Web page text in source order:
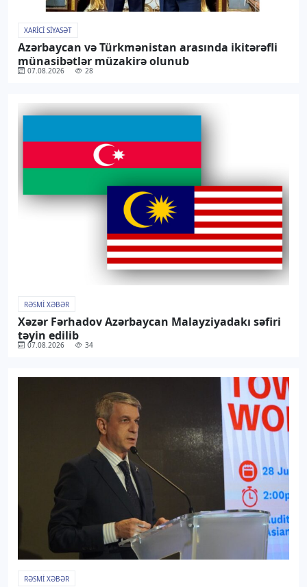
XARICI SIYASƏT
Azərbaycan və Türkmənistan arasında ikitərəfli
münasibətlər müzakirə olunub
07.08.2026 28
RƏSMI XƏBƏR
Xəzər Fərhadov Azərbaycan Malayziyadakı səfiri
təyin edilib
07.08.2026 34
RƏSMI XƏBƏR